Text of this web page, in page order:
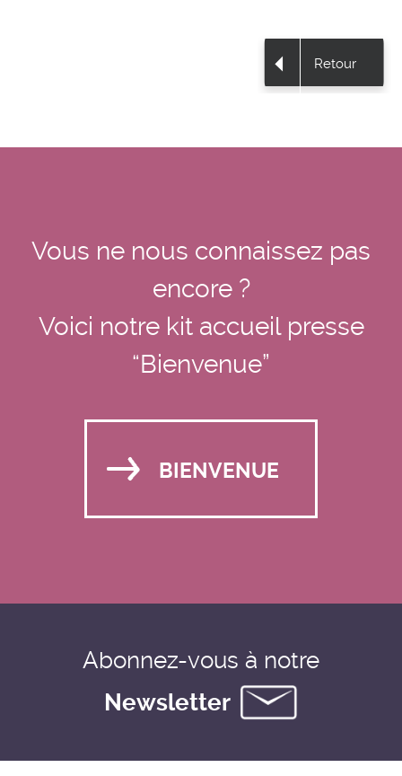
Retour
Vous ne nous connaissez pas
encore ?
Voici notre kit accueil presse
“Bienvenue”
BIENVENUE
Abonnez-vous à notre
Newsletter